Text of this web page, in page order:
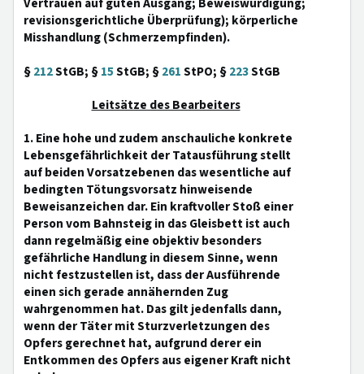
revisionsgerichtliche Überprüfung); körperliche
Misshandlung (Schmerzempfinden).
§212StGB; §15StGB; §261StPO; §223StGB
Leitsätze des Bearbeiters
1. Eine hohe und zudem anschauliche konkrete
Lebensgefährlichkeit der Tatausführung stellt
auf beiden Vorsatzebenen das wesentliche auf
bedingten Tötungsvorsatz hinweisende
Beweisanzeichen dar. Ein kraftvoller Stoß einer
Person vom Bahnsteig in das Gleisbett ist auch
dann regelmäßig eine objektiv besonders
gefährliche Handlung in diesem Sinne, wenn
nicht festzustellen ist, dass der Ausführende
einen sich gerade annähernden Zug
wahrgenommen hat. Das gilt jedenfalls dann,
wenn der Täter mit Sturzverletzungen des
Opfers gerechnet hat, aufgrund derer ein
Entkommen des Opfers aus eigener Kraft nicht